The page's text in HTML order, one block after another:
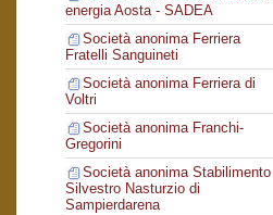
energia Aosta - SADEA
Società anonima Ferriera
Fratelli Sanguineti
Società anonima Ferriera di
Voltri
Società anonima Franchi-
Gregorini
Società anonima Stabilimento
Silvestro Nasturzio di
Sampierdarena